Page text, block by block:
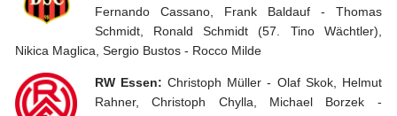
Tippspiel
Aue-
Away
37
38
Fernando Cassano, Frank Baldauf - Thomas
Schmidt, Ronald Schmidt (57. Tino Wächtler),
Nikica Maglica, Sergio Bustos - Rocco Milde
RW Essen:Christoph Müller - Olaf Skok, Helmut
Rahner, Christoph Chylla, Michael Borzek -